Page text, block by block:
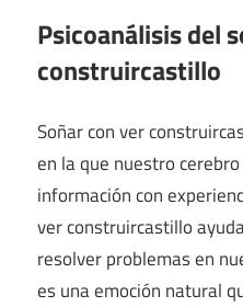
Psicoanálisis del
construircastillo
Soñar con ver
en la que nuestro
información con
ver construircastillo
resolver problemas en
es una emoción natural